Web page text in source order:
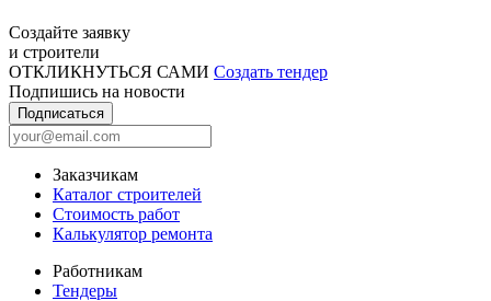
Создайте заявку
и строители
ОТКЛИКНУТЬСЯ САМИ Создать тендер
Подпишись на новости
Подписаться
Заказчикам
Каталог строителей
Стоимость работ
Калькулятор ремонта
Работникам
Тендеры